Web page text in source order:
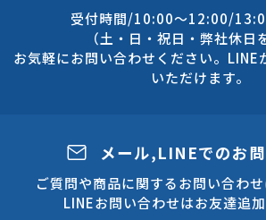
受付時間/10:00～12:00/
（土・日・祝日・弊社休日
お気軽にお問い合わせください。LINE
いただけます。
メール,LINEでのお
ご質問や商品に関するお問い合わせ
LINEお問い合わせはお友達追